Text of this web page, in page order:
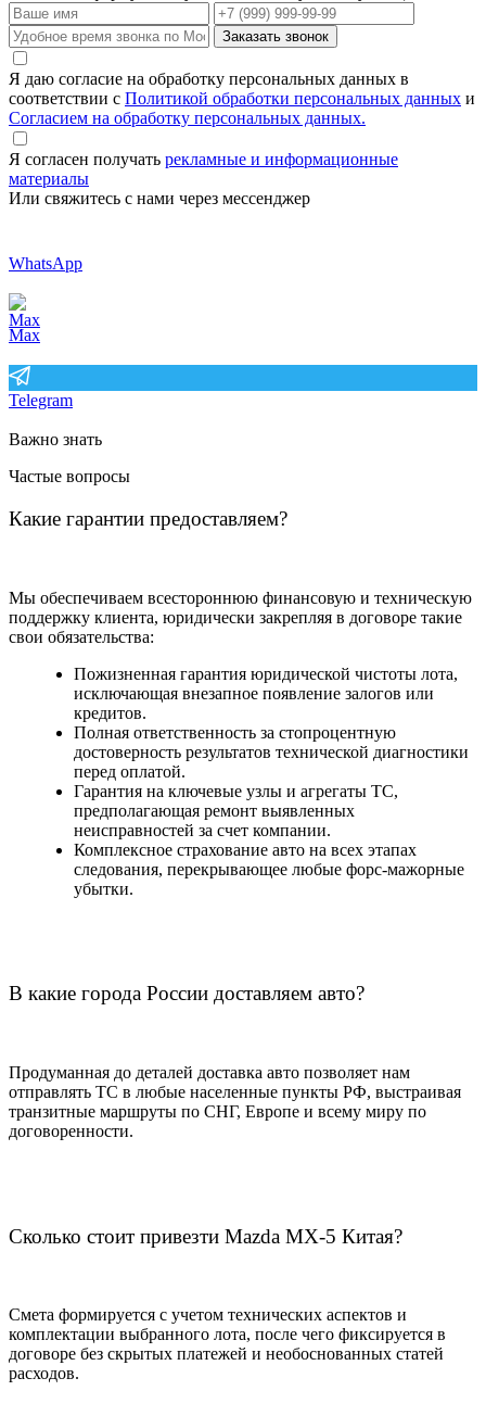
Заказать звонок
Я даю согласие на обработку персональных данных в
соответствии с Политикой обработки персональных данных и
Согласием на обработку персональных данных.
Я согласен получать рекламные и информационные
материалы
Или свяжитесь с нами через мессенджер
WhatsApp
Max
Telegram
Важно знать
Частые вопросы
Какие гарантии предоставляем?
Мы обеспечиваем всестороннюю финансовую и техническую
поддержку клиента, юридически закрепляя в договоре такие
свои обязательства:
Пожизненная гарантия юридической чистоты лота,
исключающая внезапное появление залогов или
кредитов.
Полная ответственность за стопроцентную
достоверность результатов технической диагностики
перед оплатой.
Гарантия на ключевые узлы и агрегаты ТС,
предполагающая ремонт выявленных
неисправностей за счет компании.
Комплексное страхование авто на всех этапах
следования, перекрывающее любые форс-мажорные
убытки.
В какие города России доставляем авто?
Продуманная до деталей доставка авто позволяет нам
отправлять ТС в любые населенные пункты РФ, выстраивая
транзитные маршруты по СНГ, Европе и всему миру по
договоренности.
Сколько стоит привезти Mazda MX-5 Китая?
Смета формируется с учетом технических аспектов и
комплектации выбранного лота, после чего фиксируется в
договоре без скрытых платежей и необоснованных статей
расходов.